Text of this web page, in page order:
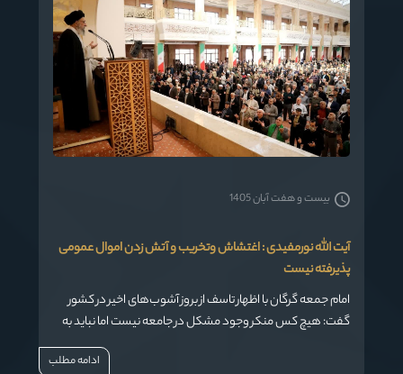
آیت الله نورمفیدی : اغتشاش وتخریب و آتش زدن اموال عمومی
پذیرفته نیست
امام جمعه گرگان با اظهار تاسف از بروز آشوب‌های اخیر در کشور
گفت: هیچ کس منکر وجود مشکل در جامعه نیست اما نباید به
بهانه آن عده‌ای اقدام به اغتشاش و تخریب و آتش‌زدن اموال
بیست و هفت آبان 1405
ادامه مطلب